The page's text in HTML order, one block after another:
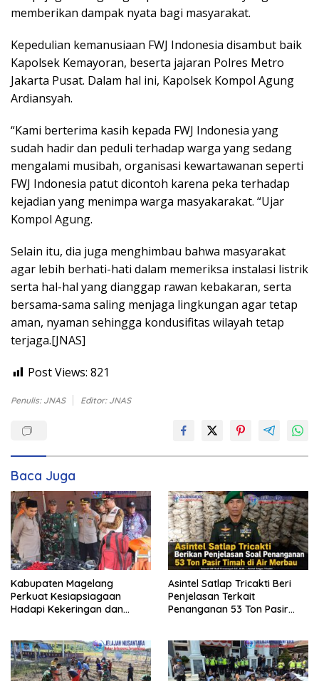
memberikan dampak nyata bagi masyarakat.
Kepedulian kemanusiaan FWJ Indonesia disambut baik
Kapolsek Kemayoran, beserta jajaran Polres Metro
Jakarta Pusat. Dalam hal ini, Kapolsek Kompol Agung
Ardiansyah.
“Kami berterima kasih kepada FWJ Indonesia yang
sudah hadir dan peduli terhadap warga yang sedang
mengalami musibah, organisasi kewartawanan seperti
FWJ Indonesia patut dicontoh karena peka terhadap
kejadian yang menimpa warga masyakarakat. “Ujar
Kompol Agung.
Selain itu, dia juga menghimbau bahwa masyarakat
agar lebih berhati-hati dalam memeriksa instalasi listrik
serta hal-hal yang dianggap rawan kebakaran, serta
bersama-sama saling menjaga lingkungan agar tetap
aman, nyaman sehingga kondusifitas wilayah tetap
terjaga.[JNAS]
Post Views: 821
Penulis: JNAS Editor: JNAS
Baca Juga
Kabupaten Magelang
Perkuat Kesiapsiagaan
Hadapi Kekeringan dan
Asintel Satlap Tricakti Beri
Penjelasan Terkait
Penanganan 53 Ton Pasir